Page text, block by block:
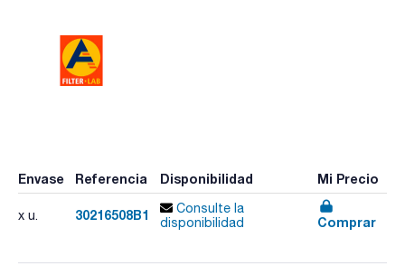
Envase Referencia Disponibilidad Mi Precio
x u. 30216508B1
Consulte la
disponibilidad
Comprar